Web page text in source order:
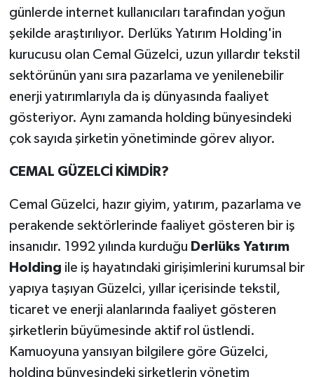
günlerde internet kullanıcıları tarafından yoğun
şekilde araştırılıyor. Derlüks Yatırım Holding'in
kurucusu olan Cemal Güzelci, uzun yıllardır tekstil
sektörünün yanı sıra pazarlama ve yenilenebilir
enerji yatırımlarıyla da iş dünyasında faaliyet
gösteriyor. Aynı zamanda holding bünyesindeki
çok sayıda şirketin yönetiminde görev alıyor.
CEMAL GÜZELCİ KİMDİR?
Cemal Güzelci, hazır giyim, yatırım, pazarlama ve
perakende sektörlerinde faaliyet gösteren bir iş
insanıdır. 1992 yılında kurduğu Derlüks Yatırım
Holding ile iş hayatındaki girişimlerini kurumsal bir
yapıya taşıyan Güzelci, yıllar içerisinde tekstil,
ticaret ve enerji alanlarında faaliyet gösteren
şirketlerin büyümesinde aktif rol üstlendi.
Kamuoyuna yansıyan bilgilere göre Güzelci,
holding bünyesindeki şirketlerin yönetim